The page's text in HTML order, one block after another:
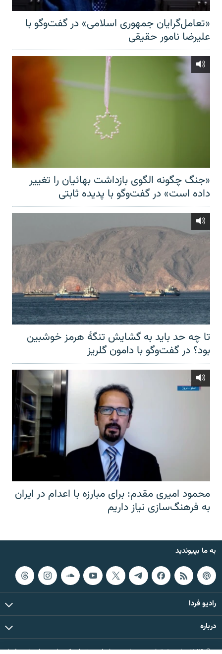
«تعامل‌گرایان جمهوری اسلامی» در گفت‌وگو با
علیرضا نامور حقیقی
«جنگ چگونه الگوی بازداشت بهائیان را تغییر
داده است» در گفت‌وگو با پدیده ثابتی
تا چه حد باید به گشایش تنگهٔ هرمز خوشبین
بود؟ در گفت‌وگو با دامون گلریز
محمود امیری مقدم: برای مبارزه با اعدام در ایران
به فرهنگ‌سازی نیاز داریم
به ما بپیوندید
رادیو فردا
درباره